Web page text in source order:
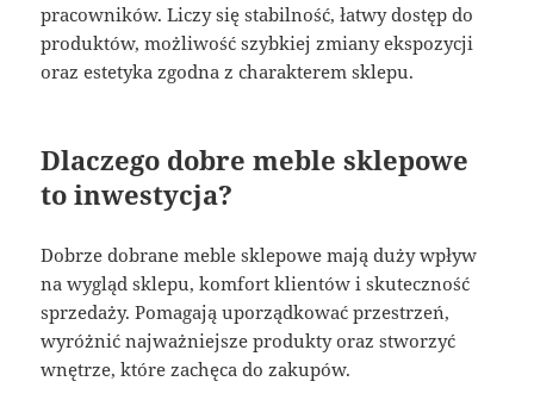
pracowników. Liczy się stabilność, łatwy dostęp do
produktów, możliwość szybkiej zmiany ekspozycji
oraz estetyka zgodna z charakterem sklepu.
Dlaczego dobre meble sklepowe
to inwestycja?
Dobrze dobrane meble sklepowe mają duży wpływ
na wygląd sklepu, komfort klientów i skuteczność
sprzedaży. Pomagają uporządkować przestrzeń,
wyróżnić najważniejsze produkty oraz stworzyć
wnętrze, które zachęca do zakupów.